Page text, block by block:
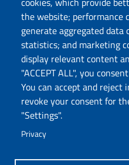
the website; performance
generate aggregated data
statistics; and marketing
display relevant content
"ACCEPT ALL", you
You can accept and reject
revoke your consent for
"Settings".
Privacy
Università degli Studi di
Dipartimento di
Viale Mancini 5, 07100
Fax: +39 079 228941
Contatti telefonici
PEC:
www.uniss.it